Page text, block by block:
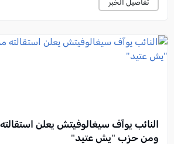
تفاصيل الخبر
النائب يوآف سيغالوفيتش يعلن
ومن حزب "يش عتيد"